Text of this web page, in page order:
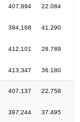
407,894
394,168
412,101
413,347
22.084
41.290
28.789
36.180
407,137
397,244
22.758
37.495